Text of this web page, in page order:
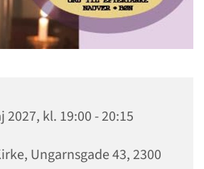
2027, kl. 19:00 - 20:15
Ungarnsgade 43, 2300